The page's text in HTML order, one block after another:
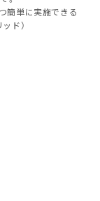
簡単に実施できる
ド）